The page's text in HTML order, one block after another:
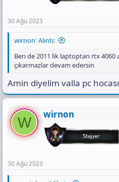
30 Ağu 2023
wirnon' Alıntı:
Ben de 2011 lik laptoptan rtx 4060
çıkarmazlar devam edersin
Amin diyelim valla pc
W wirnon
30 Ağu 2023